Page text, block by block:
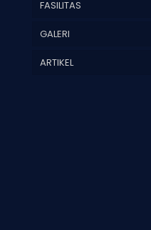
FASILITAS
GALERI
ARTIKEL